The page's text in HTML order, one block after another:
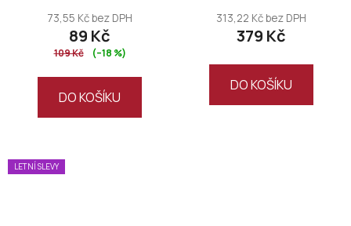
73,55 Kč bez DPH
89 Kč
109 Kč (–18 %)
DO KOŠÍKU
produktu
je
z
313,22 Kč bez DPH
379 Kč
DO KOŠÍKU
LETNÍ SLEVY